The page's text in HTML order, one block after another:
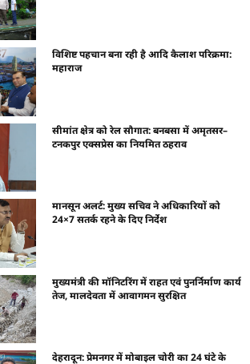
विशिष्ट पहचान बना रही है आदि कैलाश परिक्रमा:
महाराज
सीमांत क्षेत्र को रेल सौगात: बनबसा में अमृतसर–
टनकपुर एक्सप्रेस का नियमित ठहराव
मानसून अलर्ट: मुख्य सचिव ने अधिकारियों को
24×7 सतर्क रहने के दिए निर्देश
मुख्यमंत्री की मॉनिटरिंग में राहत एवं पुनर्निर्माण कार्य
तेज, मालदेवता में आवागमन सुरक्षित
देहरादून: प्रेमनगर में मोबाइल चोरी का 24 घंटे के